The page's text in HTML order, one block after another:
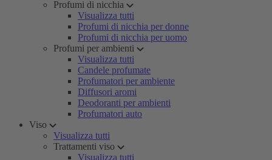
Profumi di nicchia
Visualizza tutti
Profumi di nicchia per donne
Profumi di nicchia per uomo
Profumi per ambienti
Visualizza tutti
Candele profumate
Profumatori per ambiente
Diffusori aromi
Deodoranti per ambienti
Profumatori auto
Viso
Visualizza tutti
Trattamenti viso
Visualizza tutti